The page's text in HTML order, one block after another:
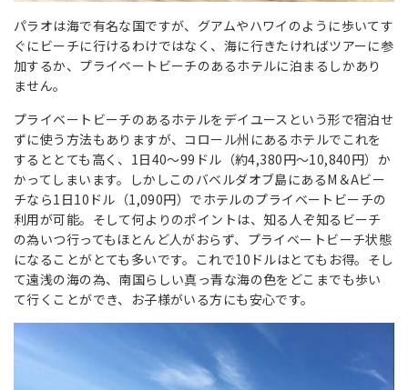
パラオは海で有名な国ですが、グアムやハワイのように歩いてす
ぐにビーチに行けるわけではなく、海に行きたければツアーに参
加するか、プライベートビーチのあるホテルに泊まるしかあり
ません。
プライベートビーチのあるホテルをデイユースという形で宿泊せ
ずに使う方法もありますが、コロール州にあるホテルでこれを
するととても高く、1日40～99ドル（約4,380円～10,840円）か
かってしまいます。しかしこのバベルダオブ島にあるM＆Aビー
チなら1日10ドル（1,090円）でホテルのプライベートビーチの
利用が可能。そして何よりのポイントは、知る人ぞ知るビーチ
の為いつ行ってもほとんど人がおらず、プライベートビーチ状態
になることがとても多いです。これで10ドルはとてもお得。そし
て遠浅の海の為、南国らしい真っ青な海の色をどこまでも歩い
て行くことができ、お子様がいる方にも安心です。